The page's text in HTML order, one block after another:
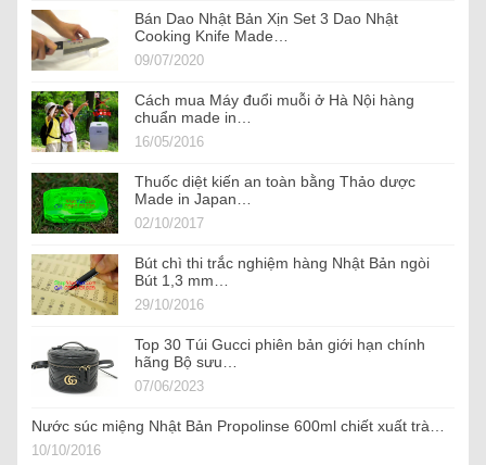
Bán Dao Nhật Bản Xịn Set 3 Dao Nhật
Cooking Knife Made…
09/07/2020
Cách mua Máy đuổi muỗi ở Hà Nội hàng
chuẩn made in…
16/05/2016
Thuốc diệt kiến an toàn bằng Thảo dược
Made in Japan…
02/10/2017
Bút chì thi trắc nghiệm hàng Nhật Bản ngòi
Bút 1,3 mm…
29/10/2016
Top 30 Túi Gucci phiên bản giới hạn chính
hãng Bộ sưu…
07/06/2023
Nước súc miệng Nhật Bản Propolinse 600ml chiết xuất trà…
10/10/2016